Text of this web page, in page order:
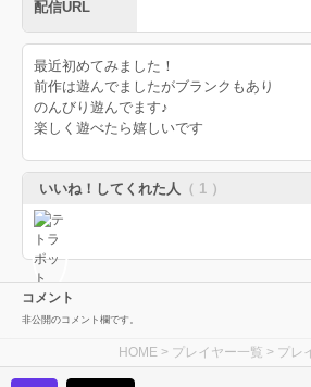
配信URL
最近初めてみました！
前作は遊んでましたがブランクもあり
のんびり遊んでます♪
楽しく遊べたら嬉しいです
いいね！してくれた人 （ 1 ）
コメント
非公開のコメント欄です。
HOME > プレイヤー一覧 > プレ